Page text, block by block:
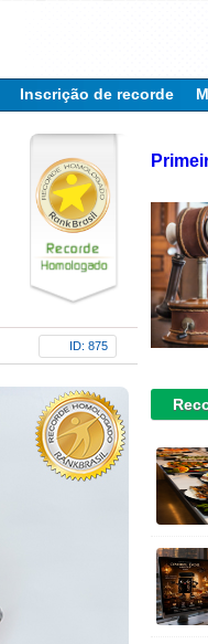
Inscrição de recorde
ID: 875